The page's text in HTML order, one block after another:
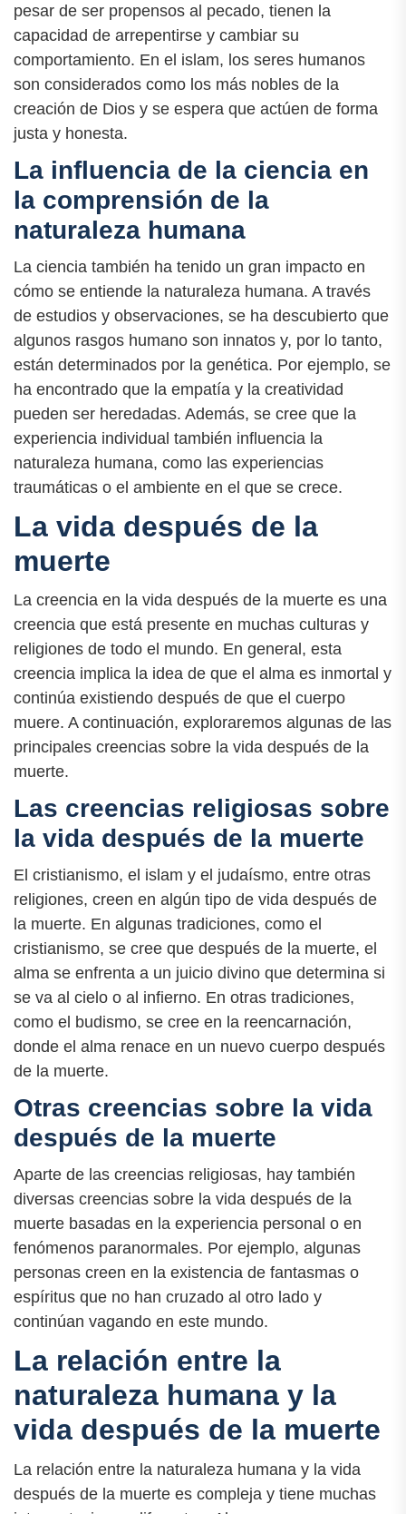
pesar de ser propensos al pecado, tienen la
capacidad de arrepentirse y cambiar su
comportamiento. En el islam, los seres humanos
son considerados como los más nobles de la
creación de Dios y se espera que actúen de forma
justa y honesta.
La influencia de la ciencia en
la comprensión de la
naturaleza humana
La ciencia también ha tenido un gran impacto en
cómo se entiende la naturaleza humana. A través
de estudios y observaciones, se ha descubierto que
algunos rasgos humano son innatos y, por lo tanto,
están determinados por la genética. Por ejemplo, se
ha encontrado que la empatía y la creatividad
pueden ser heredadas. Además, se cree que la
experiencia individual también influencia la
naturaleza humana, como las experiencias
traumáticas o el ambiente en el que se crece.
La vida después de la
muerte
La creencia en la vida después de la muerte es una
creencia que está presente en muchas culturas y
religiones de todo el mundo. En general, esta
creencia implica la idea de que el alma es inmortal y
continúa existiendo después de que el cuerpo
muere. A continuación, exploraremos algunas de las
principales creencias sobre la vida después de la
muerte.
Las creencias religiosas sobre
la vida después de la muerte
El cristianismo, el islam y el judaísmo, entre otras
religiones, creen en algún tipo de vida después de
la muerte. En algunas tradiciones, como el
cristianismo, se cree que después de la muerte, el
alma se enfrenta a un juicio divino que determina si
se va al cielo o al infierno. En otras tradiciones,
como el budismo, se cree en la reencarnación,
donde el alma renace en un nuevo cuerpo después
de la muerte.
Otras creencias sobre la vida
después de la muerte
Aparte de las creencias religiosas, hay también
diversas creencias sobre la vida después de la
muerte basadas en la experiencia personal o en
fenómenos paranormales. Por ejemplo, algunas
personas creen en la existencia de fantasmas o
espíritus que no han cruzado al otro lado y
continúan vagando en este mundo.
La relación entre la
naturaleza humana y la
vida después de la muerte
La relación entre la naturaleza humana y la vida
después de la muerte es compleja y tiene muchas